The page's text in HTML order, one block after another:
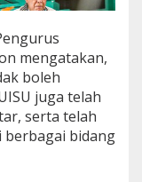
mengatakan,
boleh
juga telah
serta telah
berbagai bidang